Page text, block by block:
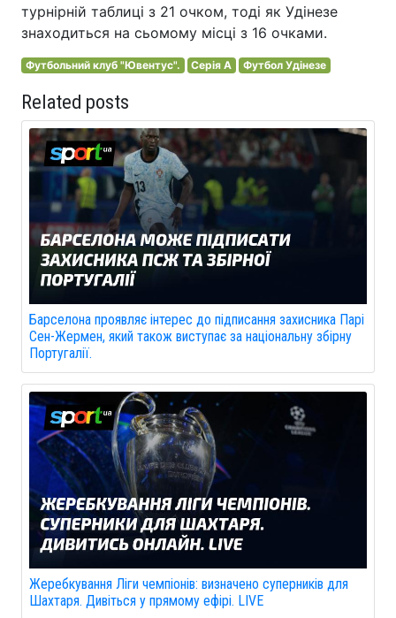
турнірній таблиці з 21 очком, тоді як Удінезе
знаходиться на сьомому місці з 16 очками.
Футбольний клуб "Ювентус". Серія A Футбол Удінезе
Related posts
Барселона проявляє інтерес до підписання захисника Парі
Сен-Жермен, який також виступає за національну збірну
Португалії.
Жеребкування Ліги чемпіонів: визначено суперників для
Шахтаря. Дивіться у прямому ефірі. LIVE